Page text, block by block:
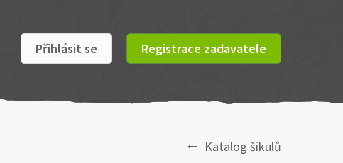
Přihlásit se Registrace zadavatele
Katalog šikulů